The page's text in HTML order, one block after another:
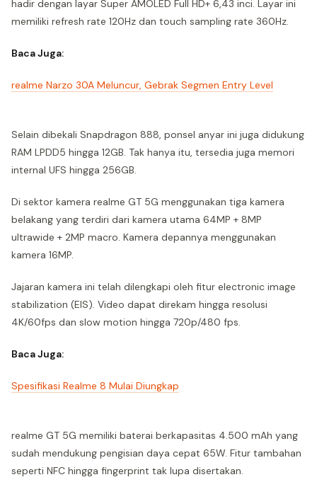
hadir dengan layar Super AMOLED Full HD+ 6,43 inci. Layar ini
memiliki refresh rate 120Hz dan touch sampling rate 360Hz.
Baca Juga:
realme Narzo 30A Meluncur, Gebrak Segmen Entry Level
Selain dibekali Snapdragon 888, ponsel anyar ini juga didukung
RAM LPDD5 hingga 12GB. Tak hanya itu, tersedia juga memori
internal UFS hingga 256GB.
Di sektor kamera realme GT 5G menggunakan tiga kamera
belakang yang terdiri dari kamera utama 64MP + 8MP
ultrawide + 2MP macro. Kamera depannya menggunakan
kamera 16MP.
Jajaran kamera ini telah dilengkapi oleh fitur electronic image
stabilization (EIS). Video dapat direkam hingga resolusi
4K/60fps dan slow motion hingga 720p/480 fps.
Baca Juga:
Spesifikasi Realme 8 Mulai Diungkap
realme GT 5G memiliki baterai berkapasitas 4.500 mAh yang
sudah mendukung pengisian daya cepat 65W. Fitur tambahan
seperti NFC hingga fingerprint tak lupa disertakan.